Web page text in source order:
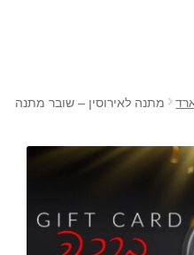
מתנה לאירוסין – שובר מתנה